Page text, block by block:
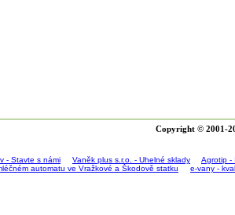
Copyright © 2001-
- Stavte s námi Vaněk plus s.r.o. - Uhelné sklady Agrotip -
automatu ve Vražkové a Škodově statku e-vany -